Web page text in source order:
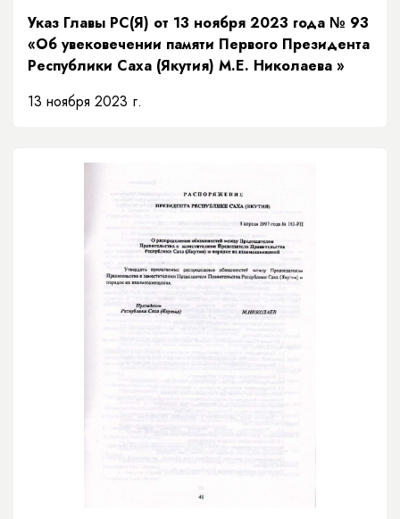
Указ Главы РС(Я) от 13 ноября 2023 года № 93
«Об увековечении памяти Первого Президента
Республики Саха (Якутия) М.Е. Николаева »
13 ноября 2023 г.